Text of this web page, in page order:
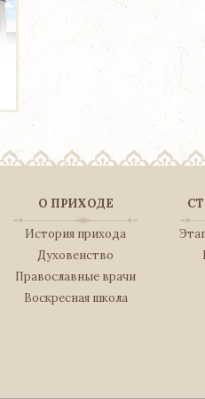
О ПРИХОДЕ
История прихода
Духовенство
Православные врачи
Воскресная школа